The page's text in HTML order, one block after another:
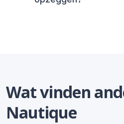
Wat vinden
Nautique